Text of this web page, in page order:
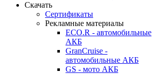
Скачать
Сертификаты
Рекламные материалы
ECO.R - автомобильные
АКБ
GranCruise -
автомобильные АКБ
GS - мото АКБ